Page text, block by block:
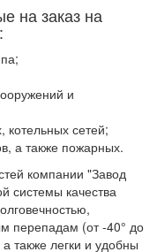
на заказ на
и
котельных сетей;
а также пожарных.
компании "Завод
системы качества
перепадам (от -40° до
также легки и удобны